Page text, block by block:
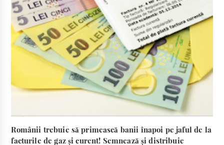
Românii trebuie să primească banii înapoi pe jaful de la
facturile de gaz și curent! Semnează și distribuie